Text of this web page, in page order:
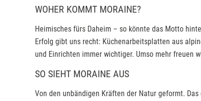
WOHER KOMMT MORAINE?
Heimisches fürs Daheim – so könnte das Motto
Erfolg gibt uns recht: Küchenarbeitsplatten aus
und Einrichten immer wichtiger. Umso mehr freuen
SO SIEHT MORAINE AUS
Von den unbändigen Kräften der Natur geformt.